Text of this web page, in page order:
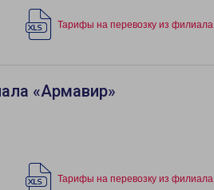
Тарифы на перевозку из филиала
«Армавир»
Тарифы на перевозку из филиала